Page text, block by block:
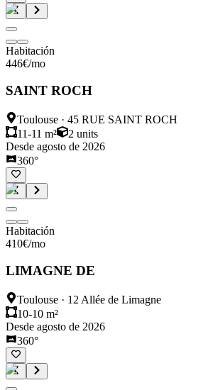
Habitación
446€/mo
SAINT ROCH
Toulouse · 45 RUE SAINT ROCH
11-11 m²
2 units
Desde agosto de 2026
360°
Habitación
410€/mo
LIMAGNE DE
Toulouse · 12 Allée de Limagne
10-10 m²
Desde agosto de 2026
360°